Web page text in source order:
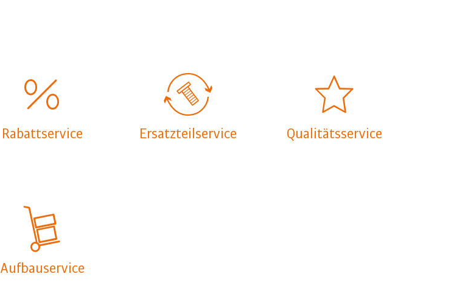
Rabattservice Ersatzteilservice Qualitätsservice
Aufbauservice